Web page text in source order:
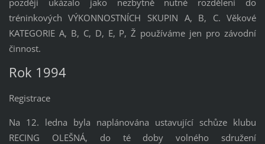
později ukázalo jako nezbytně nutné rozdělení do
tréninkových VÝKONNOSTNÍCH SKUPIN A, B, C. Věkové
KATEGORIE A, B, C, D, E, P, Ž používáme jen pro závodní
činnost.
Rok 1994
Registrace
Na 12. ledna byla naplánována ustavující schůze klubu
RECING OLEŠNÁ, do té doby volného sdružení